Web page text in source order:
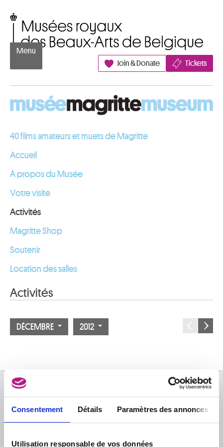
Consentement Détails Paramètres des annonces
Utilisation responsable de vos données
Menu
Join & Donate
Tickets
40 films amateurs et muets de Magritte
Accueil
À propos du Musée
Votre visite
Activités
Magritte Shop
Soutenir
Location des salles
Activités
DÉCEMBRE 2012
Publications